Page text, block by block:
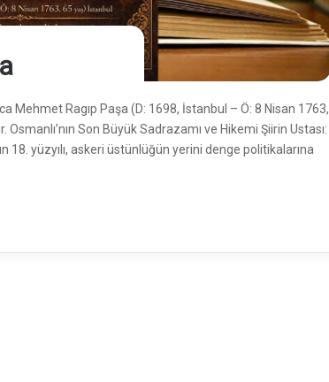
Mehmet Ragıp Paşa (D: 1698, İstanbul – Ö: 8 Nisan 1763,
Son Büyük Sadrazamı ve Hikemi Şiirin Ustası:
18. yüzyılı, askeri üstünlüğün yerini denge politikalarına